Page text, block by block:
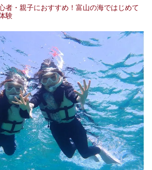
者・親子におすすめ！富山の海ではじめて
験